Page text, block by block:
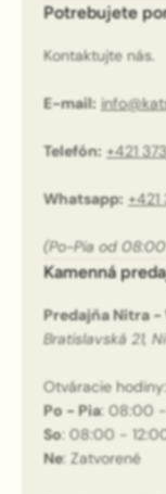
Potrebujete
Kontaktujte nás.
E-mail:
Telefón: +421
Whatsapp: +421
(Po-Pia od
Kamenná
Predajňa Nitra -
Bratislavská 21,
Otváracie hodiny:
Po - Pia: 08:00 -
So: 08:00 -
Ne: Zatvorené